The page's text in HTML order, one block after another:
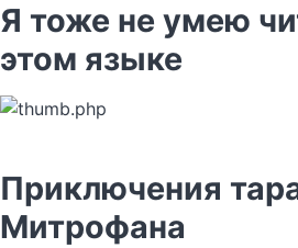
Я тоже не умею
этом языке
Приключения
Митрофана